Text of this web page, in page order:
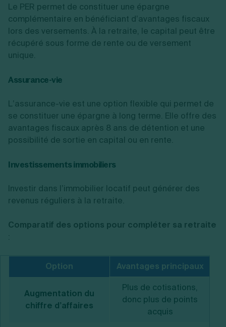
Le PER permet de constituer une épargne
complémentaire en bénéficiant d’avantages fiscaux
lors des versements. À la retraite, le capital peut être
récupéré sous forme de rente ou de versement
unique.
Assurance-vie
L’assurance-vie est une option flexible qui permet de
se constituer une épargne à long terme. Elle offre des
avantages fiscaux après 8 ans de détention et une
possibilité de sortie en capital ou en rente.
Investissements immobiliers
Investir dans l’immobilier locatif peut générer des
revenus réguliers à la retraite.
Comparatif des options pour compléter sa retraite
:
Option Avantages principaux
Augmentation du
chiffre d’affaires
Plus de cotisations,
donc plus de points
acquis